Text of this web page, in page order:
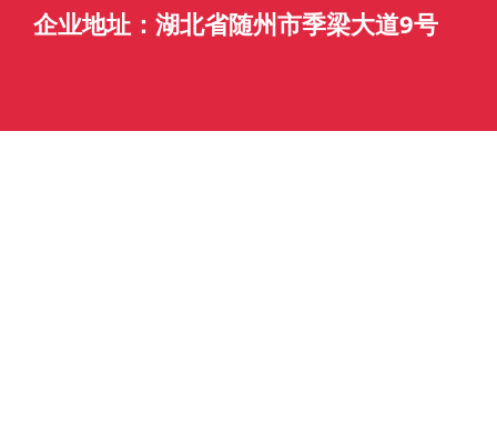
企业地址：湖北省随州市季梁大道9号